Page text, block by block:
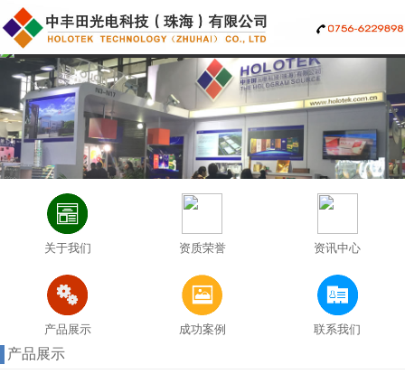
关于我们 资质荣誉 资讯中心
产品展示 成功案例 联系我们
产品展示